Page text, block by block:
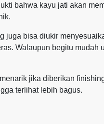
bahwa kayu jati akan
juga bisa diukir
Walaupun begitu mudah
jika diberikan
terlihat lebih bagus.